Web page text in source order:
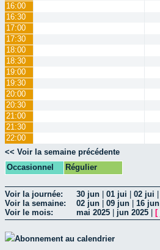
16:00
16:30
17:00
17:30
18:00
18:30
19:00
19:30
20:00
20:30
21:00
21:30
22:00
<< Voir la semaine précédente
Occasionnel
Régulier
Voir la journée: 30 jun 01 jui 02 jui
Voir la semaine:
02 jun 09 jun 16 jun
Voir le mois:
mai 2025 jun 2025 [
Abonnement au calendrier